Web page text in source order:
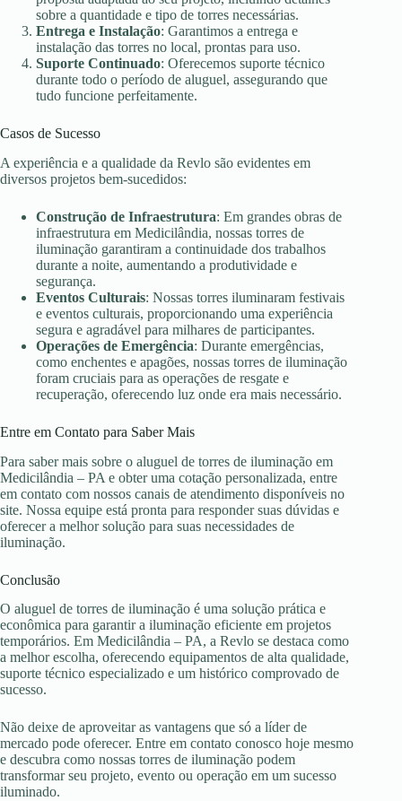
sobre a quantidade e tipo de torres necessárias.
Entrega e Instalação: Garantimos a entrega e
instalação das torres no local, prontas para uso.
Suporte Continuado: Oferecemos suporte técnico
durante todo o período de aluguel, assegurando que
tudo funcione perfeitamente.
Casos de Sucesso
A experiência e a qualidade da Revlo são evidentes em
diversos projetos bem-sucedidos:
Construção de Infraestrutura: Em grandes obras de
infraestrutura em Medicilândia, nossas torres de
iluminação garantiram a continuidade dos trabalhos
durante a noite, aumentando a produtividade e
segurança.
Eventos Culturais: Nossas torres iluminaram festivais
e eventos culturais, proporcionando uma experiência
segura e agradável para milhares de participantes.
Operações de Emergência: Durante emergências,
como enchentes e apagões, nossas torres de iluminação
foram cruciais para as operações de resgate e
recuperação, oferecendo luz onde era mais necessário.
Entre em Contato para Saber Mais
Para saber mais sobre o aluguel de torres de iluminação em
Medicilândia – PA e obter uma cotação personalizada, entre
em contato com nossos canais de atendimento disponíveis no
site. Nossa equipe está pronta para responder suas dúvidas e
oferecer a melhor solução para suas necessidades de
iluminação.
Conclusão
O aluguel de torres de iluminação é uma solução prática e
econômica para garantir a iluminação eficiente em projetos
temporários. Em Medicilândia – PA, a Revlo se destaca como
a melhor escolha, oferecendo equipamentos de alta qualidade,
suporte técnico especializado e um histórico comprovado de
sucesso.
Não deixe de aproveitar as vantagens que só a líder de
mercado pode oferecer. Entre em contato conosco hoje mesmo
e descubra como nossas torres de iluminação podem
transformar seu projeto, evento ou operação em um sucesso
iluminado.